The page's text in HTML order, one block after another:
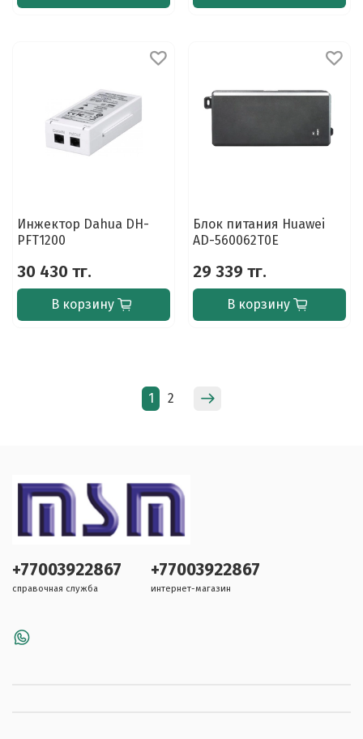
Инжектор Dahua DH-
PFT1200
30 430 тг.
В корзину
Блок питания Huawei
AD-560062T0E
29 339 тг.
В корзину
1 2
+77003922867
справочная служба
+77003922867
интернет-магазин